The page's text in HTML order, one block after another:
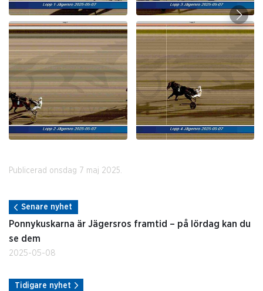
Publicerad onsdag 7 maj 2025.
Senare nyhet
Ponnykuskarna är Jägersros framtid – på lördag kan du
se dem
2025-05-08
Tidigare nyhet